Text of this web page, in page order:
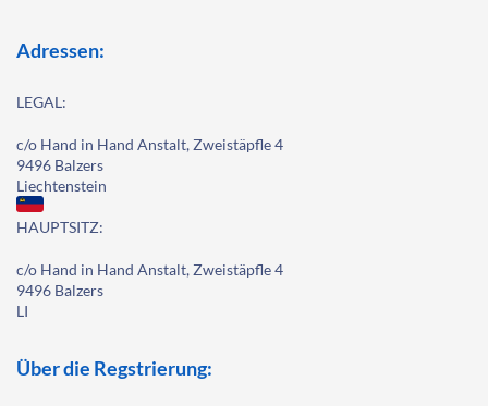
Adressen:
LEGAL:
c/o Hand in Hand Anstalt, Zweistäpfle 4
9496 Balzers
Liechtenstein
HAUPTSITZ:
c/o Hand in Hand Anstalt, Zweistäpfle 4
9496 Balzers
LI
Über die Regstrierung: